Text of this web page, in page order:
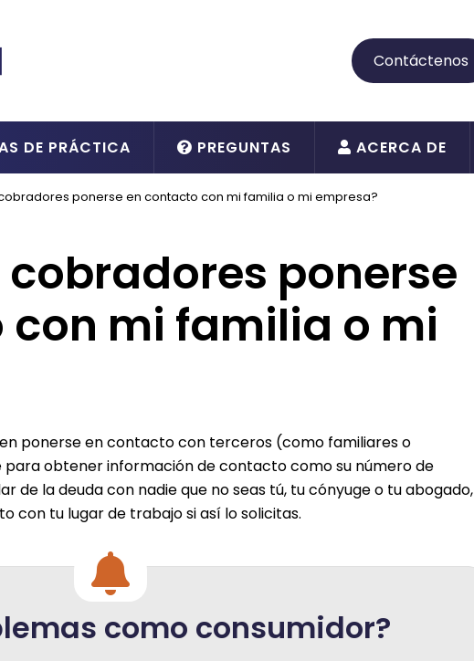
Contáctenos
DE PRÁCTICA PREGUNTAS ACERCA DE
ponerse en contacto con mi familia o mi empresa?
cobradores ponerse
mi familia o mi
ponerse en contacto con terceros (como familiares o
obtener información de contacto como su número de
de la deuda con nadie que no seas tú, tu cónyuge o tu abogado,
con tu lugar de trabajo si así lo solicitas.
como consumidor?